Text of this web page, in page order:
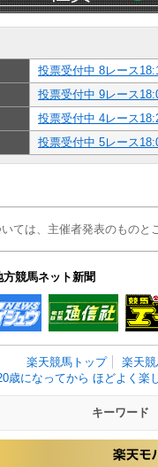
投票受付中 8レース
投票受付中 9レース
投票受付中 4レース
投票受付中 5レース
ては、主催者発表のものと
競馬ネット新聞
楽天競馬トップ 楽天
歳になってから ほどよく楽
キーワード